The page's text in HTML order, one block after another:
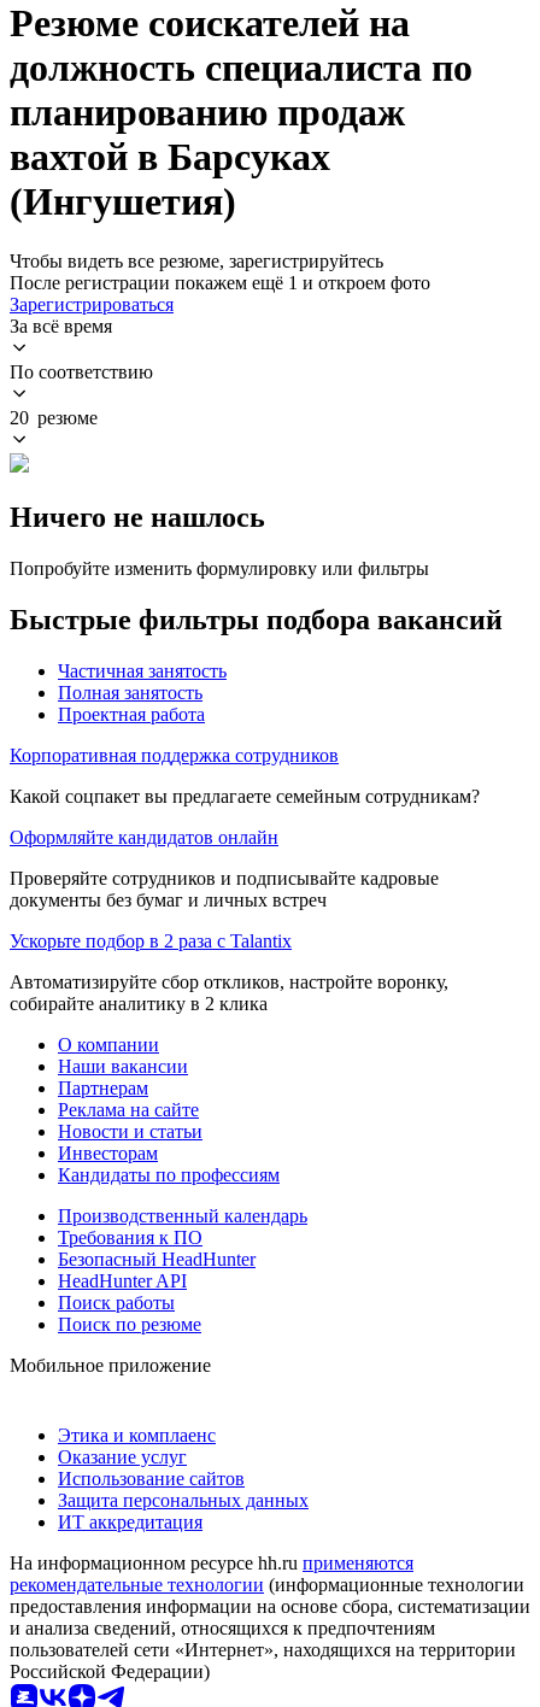
Резюме соискателей на
должность специалиста по
планированию продаж
вахтой в Барсуках
(Ингушетия)
Чтобы видеть все резюме, зарегистрируйтесь
После регистрации покажем ещё 1 и откроем фото
Зарегистрироваться
За всё время
По соответствию
20 резюме
Ничего не нашлось
Попробуйте изменить формулировку или фильтры
Быстрые фильтры подбора вакансий
Частичная занятость
Полная занятость
Проектная работа
Корпоративная поддержка сотрудников
Какой соцпакет вы предлагаете семейным сотрудникам?
Оформляйте кандидатов онлайн
Проверяйте сотрудников и подписывайте кадровые
документы без бумаг и личных встреч
Ускорьте подбор в 2 раза с Talantix
Автоматизируйте сбор откликов, настройте воронку,
собирайте аналитику в 2 клика
О компании
Наши вакансии
Партнерам
Реклама на сайте
Новости и статьи
Инвесторам
Кандидаты по профессиям
Производственный календарь
Требования к ПО
Безопасный HeadHunter
HeadHunter API
Поиск работы
Поиск по резюме
Мобильное приложение
Этика и комплаенс
Оказание услуг
Использование сайтов
Защита персональных данных
ИТ аккредитация
На информационном ресурсе hh.ru применяются
рекомендательные технологии (информационные технологии
предоставления информации на основе сбора, систематизации
и анализа сведений, относящихся к предпочтениям
пользователей сети «Интернет», находящихся на территории
Российской Федерации)